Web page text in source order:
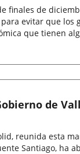
finales de
evitar que los
que tienen
de
reunida esta
Santiago, ha